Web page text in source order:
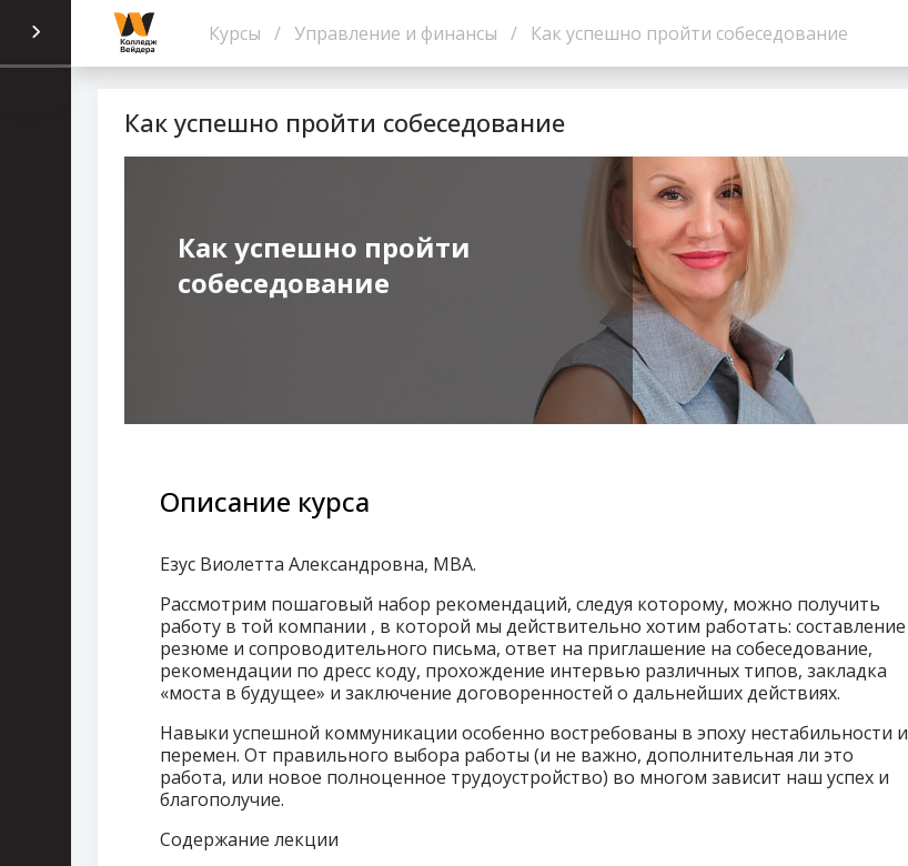
Перейти к основному содержанию
Курсы
Управление и финансы Как успешно пройти собеседование
Как успешно пройти собеседование
Как успешно пройти
собеседование
Описание курса
Езус Виолетта Александровна, MBA.
Рассмотрим пошаговый набор рекомендаций, следуя которому, можно получить
работу в той компании , в которой мы действительно хотим работать: составление
резюме и сопроводительного письма, ответ на приглашение на собеседование,
рекомендации по дресс коду, прохождение интервью различных типов, закладка
«моста в будущее» и заключение договоренностей о дальнейших действиях.
Навыки успешной коммуникации особенно востребованы в эпоху нестабильности и
перемен. От правильного выбора работы (и не важно, дополнительная ли это
работа, или новое полноценное трудоустройство) во многом зависит наш успех и
благополучие.
Содержание лекции